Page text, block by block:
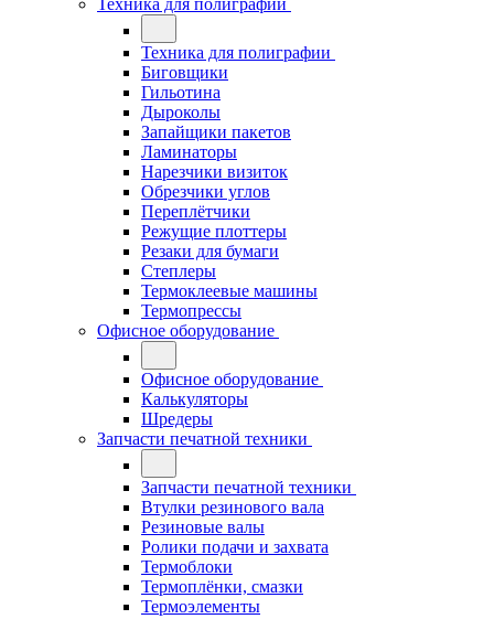
Техника для полиграфии
Техника для полиграфии
Биговщики
Гильотина
Дыроколы
Запайщики пакетов
Ламинаторы
Нарезчики визиток
Обрезчики углов
Переплётчики
Режущие плоттеры
Резаки для бумаги
Степлеры
Термоклеевые машины
Термопрессы
Офисное оборудование
Офисное оборудование
Калькуляторы
Шредеры
Запчасти печатной техники
Запчасти печатной техники
Втулки резинового вала
Резиновые валы
Ролики подачи и захвата
Термоблоки
Термоплёнки, смазки
Термоэлементы